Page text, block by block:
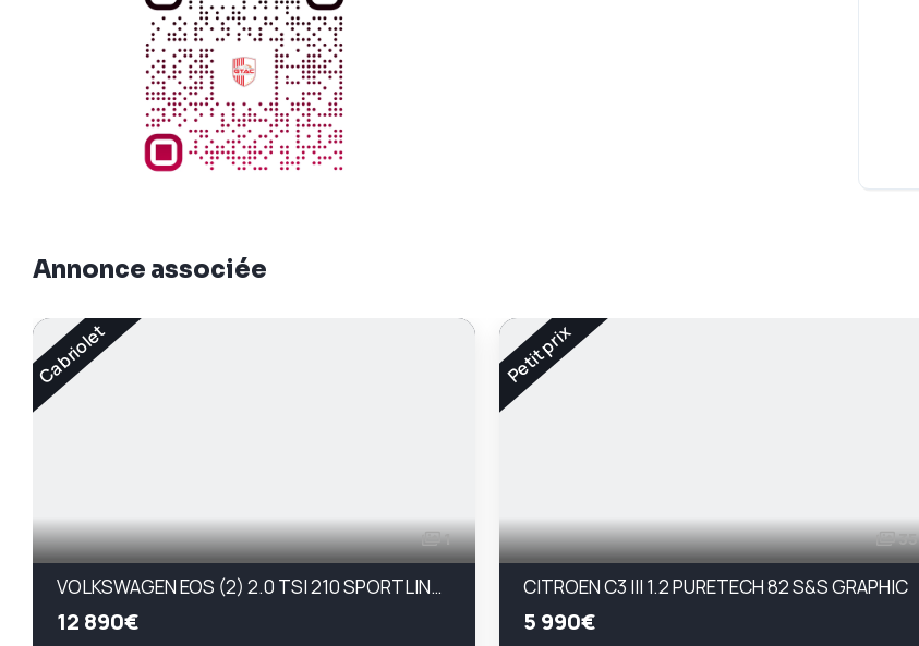
Annonce associée
Cabriolet
1
VOLKSWAGEN EOS (2) 2.0 TSI 210 SPORTLINE BVM
12 890€
Petit prix
35
CITROEN C3 III 1.2 PURETECH 82 S&S GRAPHIC
5 990€